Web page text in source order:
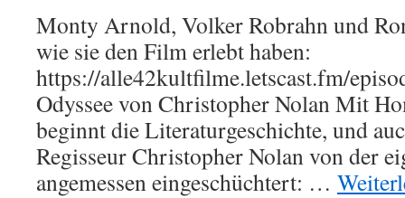
Monty Arnold, Volker Robrahn und
wie sie den Film erlebt haben:
https://alle42kultfilme.letscast.fm/
Odyssee von Christopher Nolan Mit
beginnt die Literaturgeschichte, und
Regisseur Christopher Nolan von der
angemessen eingeschüchtert: …